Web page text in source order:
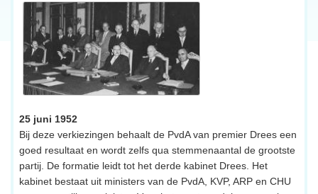
25 juni 1952
Bij deze verkiezingen behaalt de PvdA van premier Drees een
goed resultaat en wordt zelfs qua stemmenaantal de grootste
partij. De formatie leidt tot het derde kabinet Drees. Het
kabinet bestaat uit ministers van de PvdA, KVP, ARP en CHU